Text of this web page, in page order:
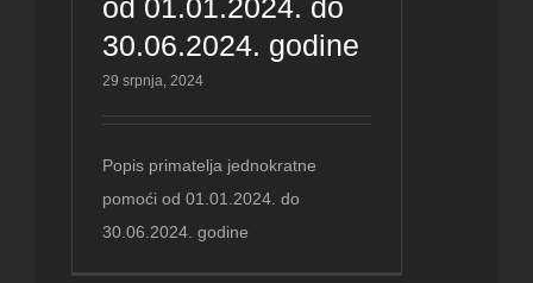
od 01.01.2024. do
30.06.2024. godine
29 srpnja, 2024
Popis primatelja jednokratne
pomoći od 01.01.2024. do
30.06.2024. godine